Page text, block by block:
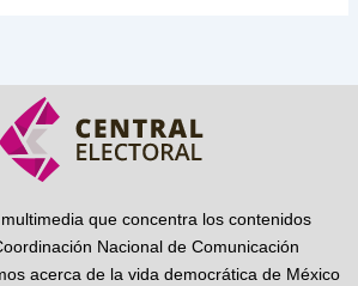
que concentra los contenidos
Nacional de Comunicación
acerca de la vida democrática de México